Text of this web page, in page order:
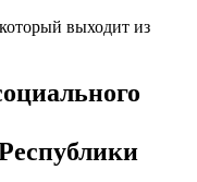
выходит из